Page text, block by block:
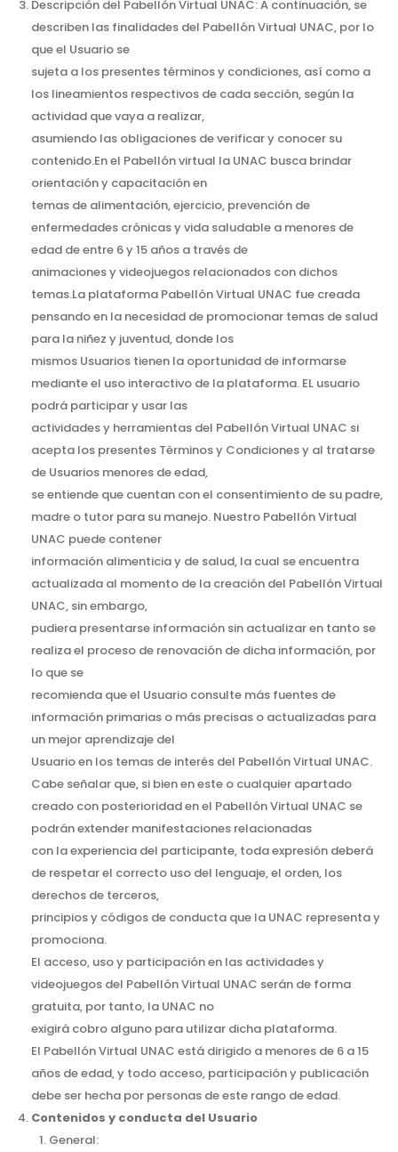
Descripción del Pabellón Virtual UNAC: A continuación, se
describen las finalidades del Pabellón Virtual UNAC, por lo
que el Usuario se
sujeta a los presentes términos y condiciones, así como a
los lineamientos respectivos de cada sección, según la
actividad que vaya a realizar,
asumiendo las obligaciones de verificar y conocer su
contenido.En el Pabellón virtual la UNAC busca brindar
orientación y capacitación en
temas de alimentación, ejercicio, prevención de
enfermedades crónicas y vida saludable a menores de
edad de entre 6 y 15 años a través de
animaciones y videojuegos relacionados con dichos
temas.La plataforma Pabellón Virtual UNAC fue creada
pensando en la necesidad de promocionar temas de salud
para la niñez y juventud, donde los
mismos Usuarios tienen la oportunidad de informarse
mediante el uso interactivo de la plataforma. EL usuario
podrá participar y usar las
actividades y herramientas del Pabellón Virtual UNAC si
acepta los presentes Términos y Condiciones y al tratarse
de Usuarios menores de edad,
se entiende que cuentan con el consentimiento de su padre,
madre o tutor para su manejo. Nuestro Pabellón Virtual
UNAC puede contener
información alimenticia y de salud, la cual se encuentra
actualizada al momento de la creación del Pabellón Virtual
UNAC, sin embargo,
pudiera presentarse información sin actualizar en tanto se
realiza el proceso de renovación de dicha información, por
lo que se
recomienda que el Usuario consulte más fuentes de
información primarias o más precisas o actualizadas para
un mejor aprendizaje del
Usuario en los temas de interés del Pabellón Virtual UNAC.
Cabe señalar que, si bien en este o cualquier apartado
creado con posterioridad en el Pabellón Virtual UNAC se
podrán extender manifestaciones relacionadas
con la experiencia del participante, toda expresión deberá
de respetar el correcto uso del lenguaje, el orden, los
derechos de terceros,
principios y códigos de conducta que la UNAC representa y
promociona.
El acceso, uso y participación en las actividades y
videojuegos del Pabellón Virtual UNAC serán de forma
gratuita, por tanto, la UNAC no
exigirá cobro alguno para utilizar dicha plataforma.
El Pabellón Virtual UNAC está dirigido a menores de 6 a 15
años de edad, y todo acceso, participación y publicación
debe ser hecha por personas de este rango de edad.
Contenidos y conducta del Usuario
General: